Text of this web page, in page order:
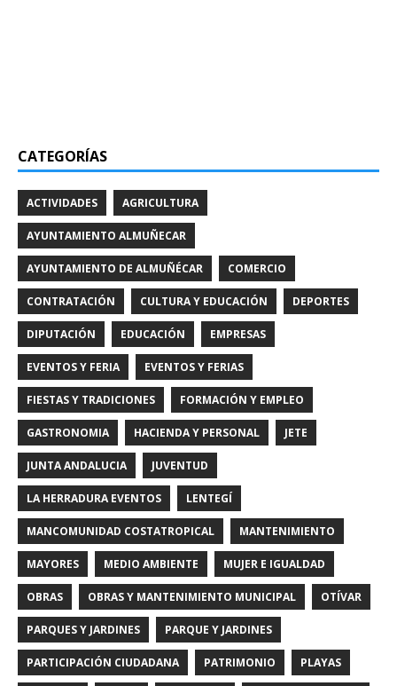
CATEGORÍAS
ACTIVIDADES AGRICULTURA
AYUNTAMIENTO ALMUÑECAR
AYUNTAMIENTO DE ALMUÑÉCAR COMERCIO
CONTRATACIÓN CULTURA Y EDUCACIÓN DEPORTES
DIPUTACIÓN EDUCACIÓN EMPRESAS
EVENTOS Y FERIA EVENTOS Y FERIAS
FIESTAS Y TRADICIONES FORMACIÓN Y EMPLEO
GASTRONOMIA HACIENDA Y PERSONAL JETE
JUNTA ANDALUCIA JUVENTUD
LA HERRADURA EVENTOS LENTEGÍ
MANCOMUNIDAD COSTATROPICAL MANTENIMIENTO
MAYORES MEDIO AMBIENTE MUJER E IGUALDAD
OBRAS OBRAS Y MANTENIMIENTO MUNICIPAL OTÍVAR
PARQUES Y JARDINES PARQUE Y JARDINES
PARTICIPACIÓN CIUDADANA PATRIMONIO PLAYAS